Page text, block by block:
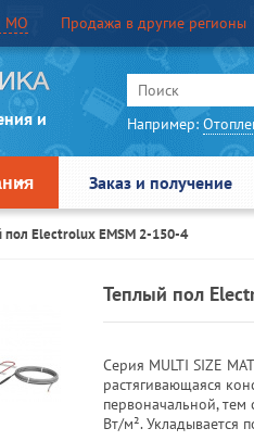
МО Продажа в другие регионы
и
Например:
Заказ и получение
пол Electrolux EMSM 2-150-4
Теплый пол
Серия MULTI SIZE
растягивающаяся
первоначальной,
Вт/м². Укладывается